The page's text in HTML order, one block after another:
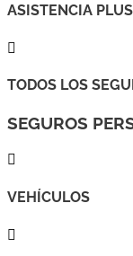
ASISTENCIA PLUS

TODOS LOS
SEGUROS

VEHÍCULOS
